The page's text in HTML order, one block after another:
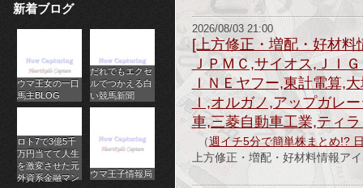
パ
チ
ス
ロ
オ
ン
新着ブログ
ウマ王女の一口
馬主BLOG
だれでもエクセ
ルでつかえる白
い競馬新聞
ロト7で3億5千
万円当てて人生
を激変させた元
外資系金融マン
ウマ王子情報局
2026/08/03 21:00
[上方修正・増配・好材
ＪＰＭＣ,サイオス,ＪＩ
ＩＮＥヤフー,東計電算,
Ｉ,オルガノ,アップガレ
車,三菱自動車工業,ティ
（週イチ5分で簡単株まとめ!?
上方修正・増配・好材料情報ア